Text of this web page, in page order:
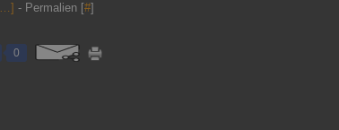
…] - Permalien [#]
0